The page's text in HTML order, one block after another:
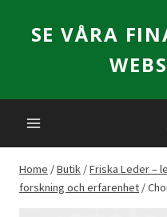
SE VÅRA
Home /Butik /Friska Leder –
forskning och erfarenhet /